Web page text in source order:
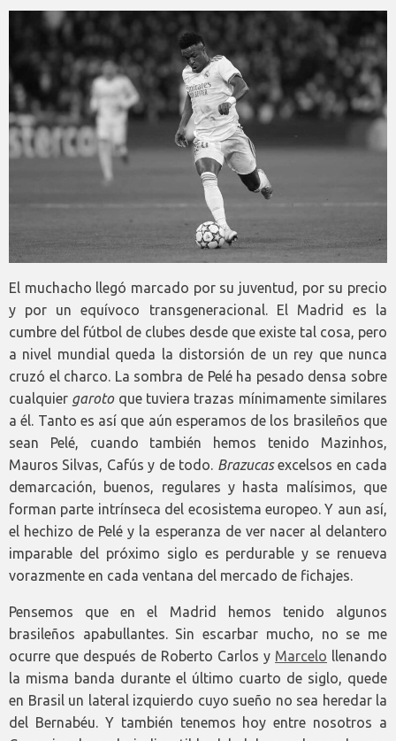
El muchacho llegó marcado por su juventud, por su precio
y por un equívoco transgeneracional. El Madrid es la
cumbre del fútbol de clubes desde que existe tal cosa, pero
a nivel mundial queda la distorsión de un rey que nunca
cruzó el charco. La sombra de Pelé ha pesado densa sobre
cualquier garotoque tuviera trazas mínimamente similares
a él. Tanto es así que aún esperamos de los brasileños que
sean Pelé, cuando también hemos tenido Mazinhos,
Mauros Silvas, Cafús y de todo. Brazucasexcelsos en cada
demarcación, buenos, regulares y hasta malísimos, que
forman parte intrínseca del ecosistema europeo. Y aun así,
el hechizo de Pelé y la esperanza de ver nacer al delantero
imparable del próximo siglo es perdurable y se renueva
vorazmente en cada ventana del mercado de fichajes.
Pensemos que en el Madrid hemos tenido algunos
brasileños apabullantes. Sin escarbar mucho, no se me
ocurre que después de Roberto Carlos y Marcelo llenando
la misma banda durante el último cuarto de siglo, quede
en Brasil un lateral izquierdo cuyo sueño no sea heredar la
del Bernabéu. Y también tenemos hoy entre nosotros a